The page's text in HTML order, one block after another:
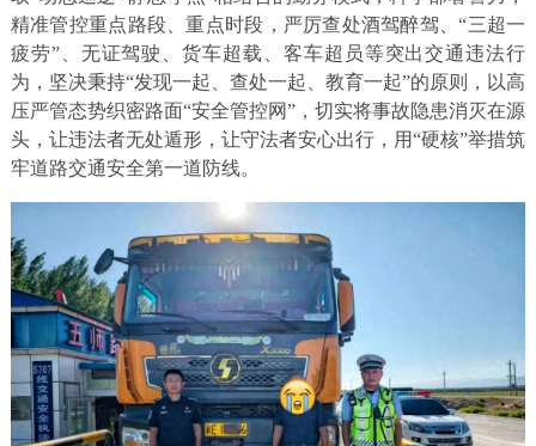
精准管控重点路段、重点时段，严厉查处酒驾醉驾、“三超一
疲劳”、无证驾驶、货车超载、客车超员等突出交通违法行
为，坚决秉持“发现一起、查处一起、教育一起”的原则，以高
压严管态势织密路面“安全管控网”，切实将事故隐患消灭在源
头，让违法者无处遁形，让守法者安心出行，用“硬核”举措筑
牢道路交通安全第一道防线。